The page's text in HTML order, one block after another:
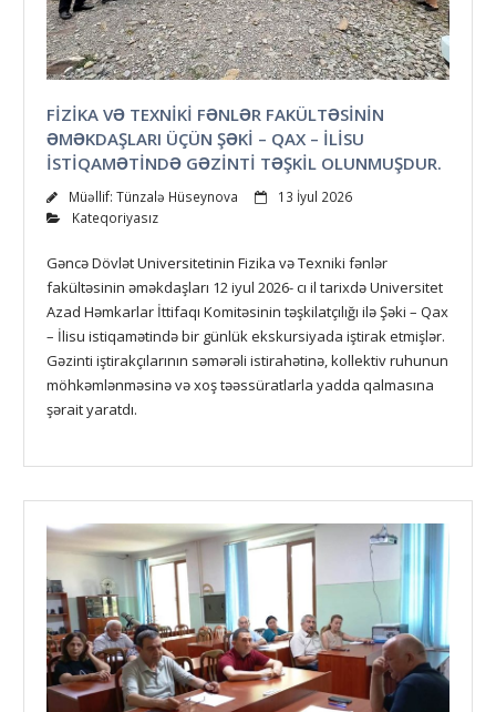
FIZIKA VƏ TEXNIKI FƏNLƏR FAKÜLTƏSININ
ƏMƏKDAŞLARI ÜÇÜN ŞƏKI – QAX – İLISU
ISTIQAMƏTINDƏ GƏZINTI TƏŞKIL OLUNMUŞDUR.
Müəllif: Tünzalə Hüseynova
13 İyul 2026
Kateqoriyasız
Gəncə Dövlət Universitetinin Fizika və Texniki fənlər
fakültəsinin əməkdaşları 12 iyul 2026- cı il tarixdə Universitet
Azad Həmkarlar İttifaqı Komitəsinin təşkilatçılığı ilə Şəki – Qax
– İlisu istiqamətində bir günlük ekskursiyada iştirak etmişlər.
Gəzinti iştirakçılarının səmərəli istirahətinə, kollektiv ruhunun
möhkəmlənməsinə və xoş təəssüratlarla yadda qalmasına
şərait yaratdı.